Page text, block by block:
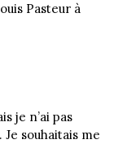
Pasteur à
je n’ai pas
souhaitais me